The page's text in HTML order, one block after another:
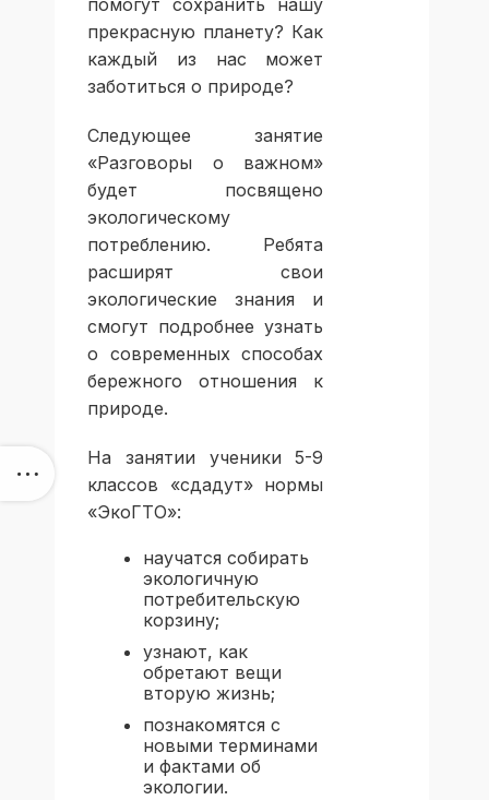
помогут сохранить нашу
прекрасную планету? Как
каждый из нас может
заботиться о природе?
Следующее занятие
«Разговоры о важном»
будет посвящено
экологическому
потреблению. Ребята
расширят свои
экологические знания и
смогут подробнее узнать
о современных способах
бережного отношения к
природе.
На занятии ученики 5-9
классов «сдадут» нормы
«ЭкоГТО»:
научатся собирать
экологичную
потребительскую
корзину;
узнают, как
обретают вещи
вторую жизнь;
познакомятся с
новыми терминами
и фактами об
экологии.